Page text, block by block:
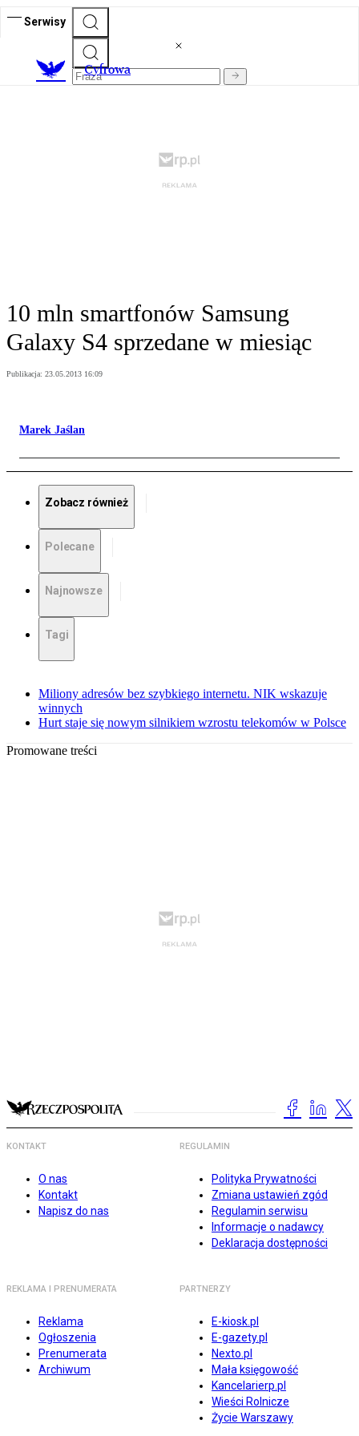
Serwisy
Cyfrowa
10 mln smartfonów Samsung
Galaxy S4 sprzedane w miesiąc
Publikacja: 23.05.2013 16:09
Marek Jaślan
Zobacz również
Polecane
Najnowsze
Tagi
Miliony adresów bez szybkiego internetu. NIK wskazuje
winnych
Hurt staje się nowym silnikiem wzrostu telekomów w Polsce
Promowane treści
KONTAKT
O nas
Kontakt
Napisz do nas
REGULAMIN
Polityka Prywatności
Zmiana ustawień zgód
Regulamin serwisu
Informacje o nadawcy
Deklaracja dostępności
REKLAMA I PRENUMERATA
Reklama
Ogłoszenia
Prenumerata
Archiwum
PARTNERZY
E-kiosk.pl
E-gazety.pl
Nexto.pl
Mała księgowość
Kancelarierp.pl
Wieści Rolnicze
Życie Warszawy